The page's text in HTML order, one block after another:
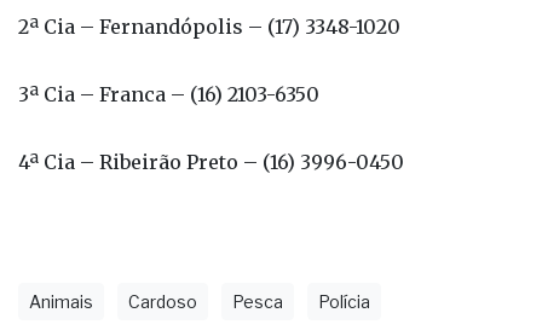
2ª Cia – Fernandópolis – (17) 3348-1020
3ª Cia – Franca – (16) 2103-6350
4ª Cia – Ribeirão Preto – (16) 3996-0450
Animais Cardoso Pesca Polícia